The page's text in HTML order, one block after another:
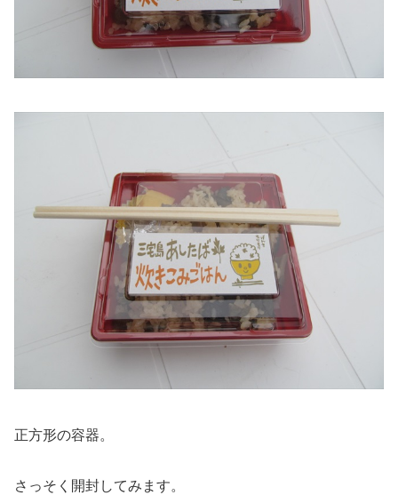
正方形の容器。
さっそく開封してみます。